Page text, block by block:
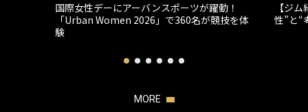
国際女性デーにアーバンスポーツが躍動！
「Urban Women 2026」で360名が競技を体
験
【ジ
性”と“
MORE